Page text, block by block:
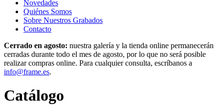
Novedades
Quiénes Somos
Sobre Nuestros Grabados
Contacto
Cerrado en agosto: nuestra galería y la tienda online permanecerán
cerradas durante todo el mes de agosto, por lo que no será posible
realizar compras online. Para cualquier consulta, escríbanos a
info@frame.es.
Catálogo